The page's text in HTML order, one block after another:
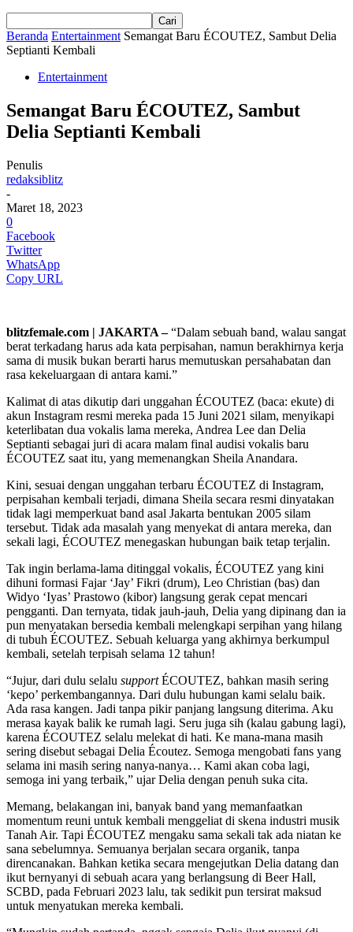
Beranda Entertainment Semangat Baru ÉCOUTEZ, Sambut Delia
Septianti Kembali
Entertainment
Semangat Baru ÉCOUTEZ, Sambut
Delia Septianti Kembali
Penulis
redaksiblitz
-
Maret 18, 2023
0
Facebook
Twitter
WhatsApp
Copy URL
blitzfemale.com | JAKARTA –“Dalam sebuah band, walau sangat
berat terkadang harus ada kata perpisahan, namun berakhirnya kerja
sama di musik bukan berarti harus memutuskan persahabatan dan
rasa kekeluargaan di antara kami.”
Kalimat di atas dikutip dari unggahan ÉCOUTEZ (baca: ekute) di
akun Instagram resmi mereka pada 15 Juni 2021 silam, menyikapi
keterlibatan dua vokalis lama mereka, Andrea Lee dan Delia
Septianti sebagai juri di acara malam final audisi vokalis baru
ÉCOUTEZ saat itu, yang memenangkan Sheila Anandara.
Kini, sesuai dengan unggahan terbaru ÉCOUTEZ di Instagram,
perpisahan kembali terjadi, dimana Sheila secara resmi dinyatakan
tidak lagi memperkuat band asal Jakarta bentukan 2005 silam
tersebut. Tidak ada masalah yang menyekat di antara mereka, dan
sekali lagi, ÉCOUTEZ menegaskan hubungan baik tetap terjalin.
Tak ingin berlama-lama ditinggal vokalis, ÉCOUTEZ yang kini
dihuni formasi Fajar ‘Jay’ Fikri (drum), Leo Christian (bas) dan
Widyo ‘Iyas’ Prastowo (kibor) langsung gerak cepat mencari
pengganti. Dan ternyata, tidak jauh-jauh, Delia yang dipinang dan ia
pun menyatakan bersedia kembali melengkapi serpihan yang hilang
di tubuh ÉCOUTEZ. Sebuah keluarga yang akhirnya berkumpul
kembali, setelah terpisah selama 12 tahun!
“Jujur, dari dulu selalu supportÉCOUTEZ, bahkan masih sering
‘kepo’ perkembangannya. Dari dulu hubungan kami selalu baik.
Ada rasa kangen. Jadi tanpa pikir panjang langsung diterima. Aku
merasa kayak balik ke rumah lagi. Seru juga sih (kalau gabung lagi),
karena ÉCOUTEZ selalu melekat di hati. Ke mana-mana masih
sering disebut sebagai Delia Écoutez. Semoga mengobati fans yang
selama ini masih sering nanya-nanya… Kami akan coba lagi,
semoga ini yang terbaik,” ujar Delia dengan penuh suka cita.
Memang, belakangan ini, banyak band yang memanfaatkan
momentum reuni untuk kembali menggeliat di skena industri musik
Tanah Air. Tapi ÉCOUTEZ mengaku sama sekali tak ada niatan ke
sana sebelumnya. Semuanya berjalan secara organik, tanpa
direncanakan. Bahkan ketika secara mengejutkan Delia datang dan
ikut bernyanyi di sebuah acara yang berlangsung di Beer Hall,
SCBD, pada Februari 2023 lalu, tak sedikit pun tersirat maksud
untuk menyatukan mereka kembali.